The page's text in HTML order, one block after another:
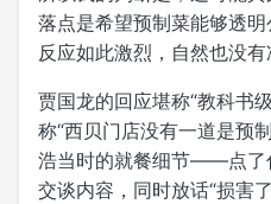
落点是希望预制菜能够透
反应如此激烈，自然也没有
贾国龙的回应堪称“教科书
称“西贝门店没有一道是预
浩当时的就餐细节——点了
交谈内容，同时放话“损害